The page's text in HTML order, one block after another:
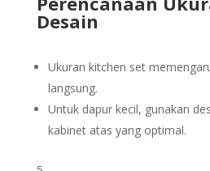
Desain
Ukuran kitchen set
langsung.
Untuk dapur kecil, gunakan
kabinet atas yang optimal.